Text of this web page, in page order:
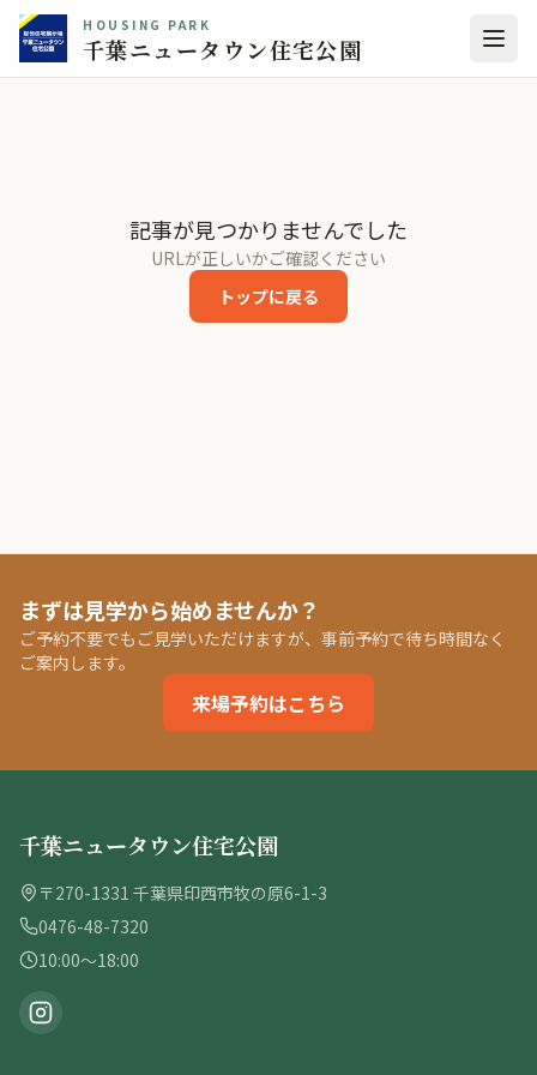
HOUSING PARK
千葉ニュータウン住宅公園
記事が見つかりませんでした
URLが正しいかご確認ください
トップに戻る
まずは見学から始めませんか？
ご予約不要でもご見学いただけますが、事前予約で待ち時間なく
ご案内します。
来場予約はこちら
千葉ニュータウン住宅公園
〒270-1331 千葉県印西市牧の原6-1-3
0476-48-7320
10:00〜18:00